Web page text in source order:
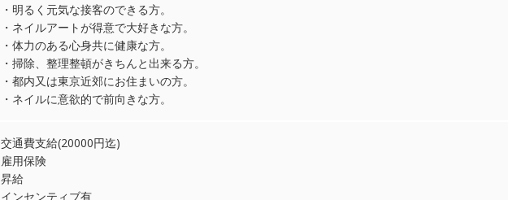
・明るく元気な接客のできる方。
・ネイルアートが得意で大好きな方。
・体力のある心身共に健康な方。
・掃除、整理整頓がきちんと出来る方。
・都内又は東京近郊にお住まいの方。
・ネイルに意欲的で前向きな方。
交通費支給(20000円迄)
雇用保険
昇給
インセンティブ有